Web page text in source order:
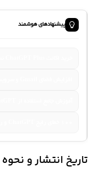
پیشنهادهای هوشمند
تاریخ انتشار و